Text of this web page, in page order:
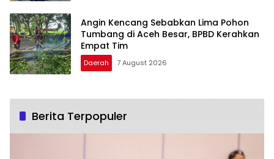
Angin Kencang Sebabkan Lima Pohon
Tumbang di Aceh Besar, BPBD Kerahkan
Empat Tim
Daerah 7 August 2026
Berita Terpopuler